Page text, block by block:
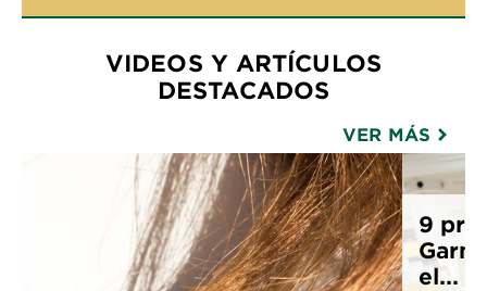
VIDEOS Y ARTÍCULOS
DESTACADOS
VER MÁS
9
el...